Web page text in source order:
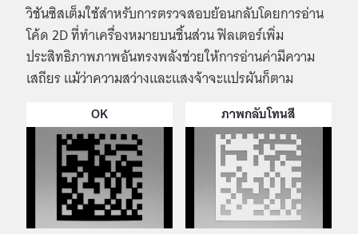
วิชันซิสเต็มใช้สำหรับการตรวจสอบย้อนกลับโดยการอ่าน
โค้ด 2D ที่ทำเครื่องหมายบนชิ้นส่วน ฟิลเตอร์เพิ่ม
ประสิทธิภาพภาพอันทรงพลังช่วยให้การอ่านค่ามีความ
เสถียร แม้ว่าความสว่างและแสงจ้าจะแปรผันก็ตาม
OK ภาพกลับโทนสี